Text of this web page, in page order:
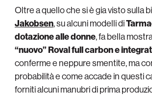
Oltre a quello che si è gia visto sulla
Jakobsen, su alcuni modelli di
dotazione alle donne, fa bella
“nuovo” Roval full carbon e
conferme e neppure smentite, ma
probabilità e come accade in questi
forniti alcuni manubri di prima